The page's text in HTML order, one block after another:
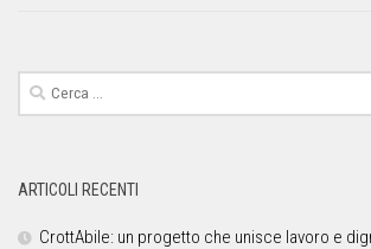
ARTICOLI RECENTI
CrottAbile: un progetto che unisce lavoro e